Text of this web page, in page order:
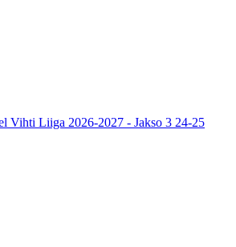
Vihti Liiga 2026-2027 - Jakso 3 24-25